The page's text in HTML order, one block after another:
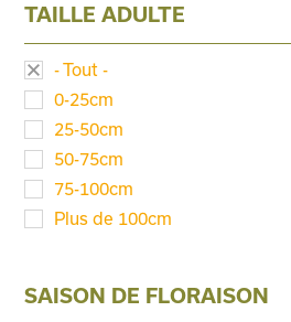
TAILLE ADULTE
- Tout -
0-25cm
25-50cm
50-75cm
75-100cm
Plus de 100cm
SAISON DE FLORAISON